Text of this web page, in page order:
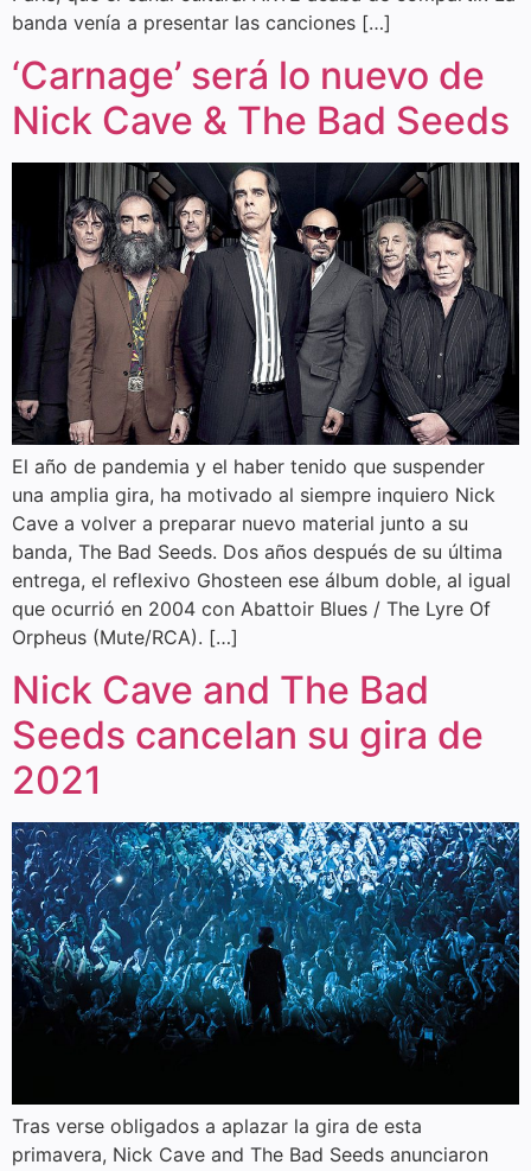
banda venía a presentar las canciones […]
‘Carnage’ será lo nuevo de
Nick Cave & The Bad Seeds
El año de pandemia y el haber tenido que suspender
una amplia gira, ha motivado al siempre inquiero Nick
Cave a volver a preparar nuevo material junto a su
banda, The Bad Seeds. Dos años después de su última
entrega, el reflexivo Ghosteen ese álbum doble, al igual
que ocurrió en 2004 con Abattoir Blues / The Lyre Of
Orpheus (Mute/RCA). […]
Nick Cave and The Bad
Seeds cancelan su gira de
2021
Tras verse obligados a aplazar la gira de esta
primavera, Nick Cave and The Bad Seeds anunciaron